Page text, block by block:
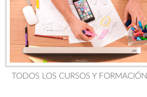
TODOS LOS CURSOS Y FORMACIÓN